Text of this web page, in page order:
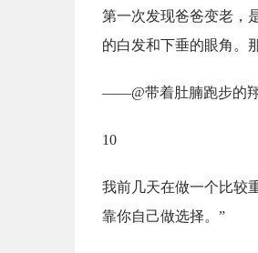
第一次发现爸爸变老，
的白发和下垂的眼角。
——@带着肚腩跑步的
10
我前几天在做一个比较
靠你自己做选择。”